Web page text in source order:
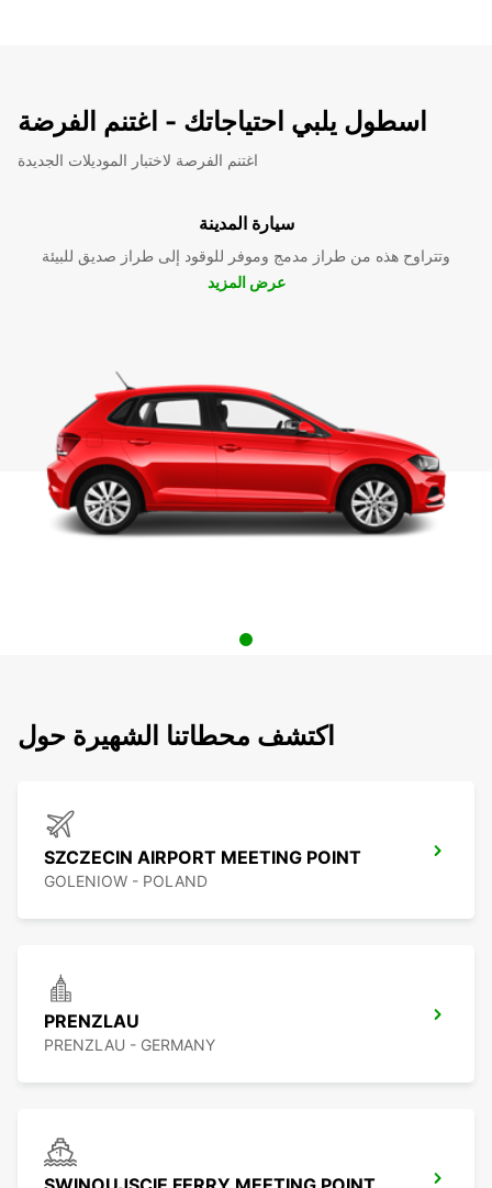
اسطول يلبي احتياجاتك - اغتنم الفرضة
اغتنم الفرصة لاختبار الموديلات الجديدة
سيارة المدينة
وتتراوح هذه من طراز مدمج وموفر للوقود إلى طراز صديق للبيئة
عرض المزيد
اكتشف محطاتنا الشهيرة حول
SZCZECIN AIRPORT MEETING POINT
GOLENIOW - POLAND
PRENZLAU
PRENZLAU - GERMANY